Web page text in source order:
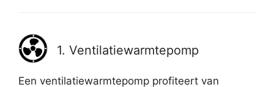
1. Ventilatiewarmtepomp
Een ventilatiewarmtepomp profiteert van